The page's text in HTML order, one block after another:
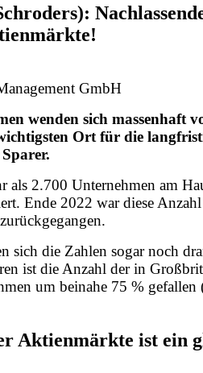
GmbH
wenden sich massenhaft
Ort für die
als 2.700 Unternehmen am
Ende 2022 war diese
sich die Zahlen sogar noch
ist die Anzahl der in
um beinahe 75 % gefallen
Aktienmärkte ist ein